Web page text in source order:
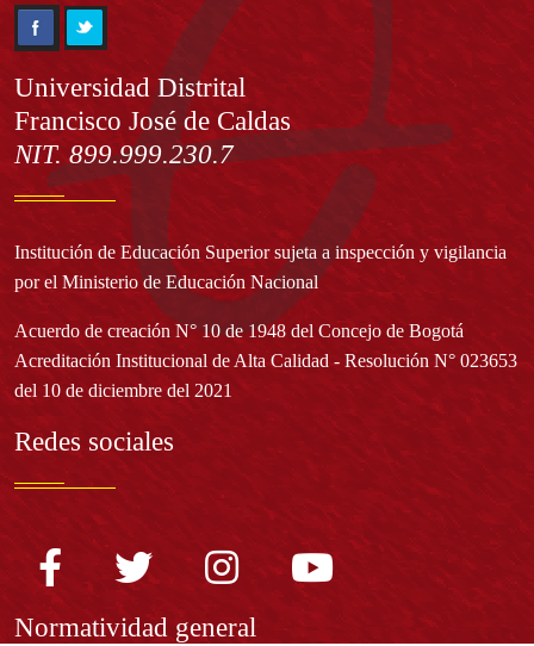
Información
Universidad Distrital
Francisco José de Caldas
NIT. 899.999.230.7
Institución de Educación Superior sujeta a inspección y vigilancia
por el Ministerio de Educación Nacional
Acuerdo de creación N° 10 de 1948 del Concejo de Bogotá
Acreditación Institucional de Alta Calidad - Resolución N° 023653
del 10 de diciembre del 2021
Redes sociales
Normatividad general